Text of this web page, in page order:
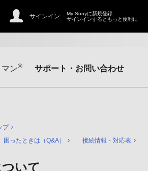
サインイン
My Sonyに新規登録
サインインするともっと便利に
ン® サポート・お問い合わせ
プ
困ったときは（Q&A） 接続情報・対応表
いて